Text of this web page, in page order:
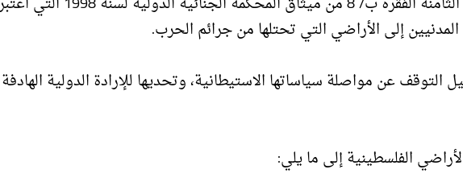
إلى الأراضي التي تحتلها من جرائم الحرب.
التوقف عن مواصلة سياساتها الاستيطانية، وتحديها للإرادة الدولية
الفلسطينية إلى ما يلي: